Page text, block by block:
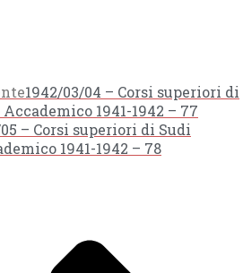
1942/03/04 – Corsi superiori di
1941-1942 – 77
– Corsi superiori di Sudi
1941-1942 – 78